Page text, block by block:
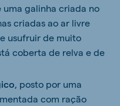
uma galinha criada no
criadas ao ar livre
usufruir de muito
coberta de relva e de
, posto por uma
com ração